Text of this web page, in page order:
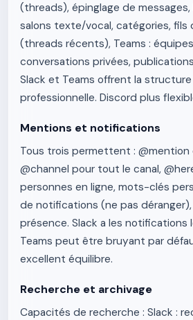
(threads), épinglage de messages,
salons texte/vocal, catégories, fils
(threads récents), Teams :
conversations privées,
Slack et Teams offrent la structure
professionnelle. Discord plus
Mentions et notifications
Tous trois permettent : @mention
@channel pour tout le canal,
personnes en ligne, mots-clés
de notifications (ne pas
présence. Slack a les notifications
Teams peut être bruyant par
excellent équilibre.
Recherche et archivage
Capacités de recherche : Slack :